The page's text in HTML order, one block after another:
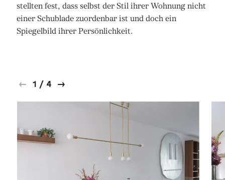
stellten fest, dass selbst der Stil ihrer Wohnung nicht
einer Schublade zuordenbar ist und doch ein
Spiegelbild ihrer Persönlichkeit.
1 / 4